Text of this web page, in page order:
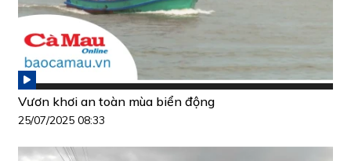
Vươn khơi an toàn mùa biển động
25/07/2025 08:33